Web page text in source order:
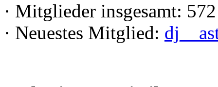
· Mitglieder insgesamt: 572
· Neuestes Mitglied: